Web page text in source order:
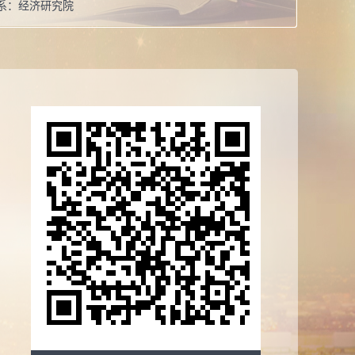
经济研究院